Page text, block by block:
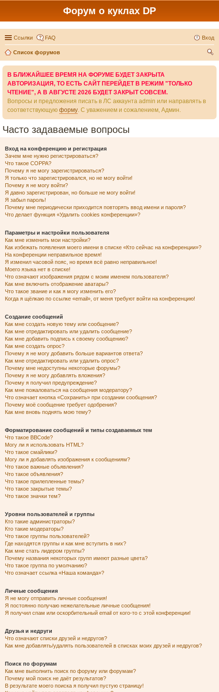
Форум о куклах DP
Ссылки FAQ Вход
Список форумов
В БЛИЖАЙШЕЕ ВРЕМЯ НА ФОРУМЕ БУДЕТ ЗАКРЫТА
АВТОРИЗАЦИЯ, ТО ЕСТЬ САЙТ ПЕРЕЙДЕТ В РЕЖИМ "ТОЛЬКО
ЧТЕНИЕ", А В АВГУСТЕ 2026 БУДЕТ ЗАКРЫТ СОВСЕМ.
Вопросы и предложения писать в ЛС аккаунта admin или направлять в
соответствующую форму. С уважением и сожалением, Админ.
Часто задаваемые вопросы
Вход на конференцию и регистрация
Зачем мне нужно регистрироваться?
Что такое COPPA?
Почему я не могу зарегистрироваться?
Я только что зарегистрировался, но не могу войти!
Почему я не могу войти?
Я давно зарегистрирован, но больше не могу войти!
Я забыл пароль!
Почему мне периодически приходится повторять ввод имени и пароля?
Что делает функция «Удалить cookies конференции»?
Параметры и настройки пользователя
Как мне изменить мои настройки?
Как избежать появления моего имени в списке «Кто сейчас на конференции»?
На конференции неправильное время!
Я изменил часовой пояс, но время всё равно неправильное!
Моего языка нет в списке!
Что означают изображения рядом с моим именем пользователя?
Как мне включить отображение аватары?
Что такое звание и как я могу изменить его?
Когда я щёлкаю по ссылке «email», от меня требуют войти на конференцию!
Создание сообщений
Как мне создать новую тему или сообщение?
Как мне отредактировать или удалить сообщение?
Как мне добавить подпись к своему сообщению?
Как мне создать опрос?
Почему я не могу добавить больше вариантов ответа?
Как мне отредактировать или удалить опрос?
Почему мне недоступны некоторые форумы?
Почему я не могу добавлять вложения?
Почему я получил предупреждение?
Как мне пожаловаться на сообщения модератору?
Что означает кнопка «Сохранить» при создании сообщения?
Почему моё сообщение требует одобрения?
Как мне вновь поднять мою тему?
Форматирование сообщений и типы создаваемых тем
Что такое BBCode?
Могу ли я использовать HTML?
Что такое смайлики?
Могу ли я добавлять изображения к сообщениям?
Что такое важные объявления?
Что такое объявления?
Что такое прилепленные темы?
Что такое закрытые темы?
Что такое значки тем?
Уровни пользователей и группы
Кто такие администраторы?
Кто такие модераторы?
Что такое группы пользователей?
Где находятся группы и как мне вступить в них?
Как мне стать лидером группы?
Почему названия некоторых групп имеют разные цвета?
Что такое группа по умолчанию?
Что означает ссылка «Наша команда»?
Личные сообщения
Я не могу отправить личные сообщения!
Я постоянно получаю нежелательные личные сообщения!
Я получил спам или оскорбительный email от кого-то с этой конференции!
Друзья и недруги
Что означают списки друзей и недругов?
Как мне добавлять/удалять пользователей в списках моих друзей и недругов?
Поиск по форумам
Как мне выполнить поиск по форуму или форумам?
Почему мой поиск не даёт результатов?
В результате моего поиска я получил пустую страницу!